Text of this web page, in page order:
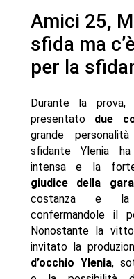
Amici 25,
sfida ma
per la
Durante la
presentato due
grande
sfidante Ylenia
intensa e la
giudice della gara
costanza e la
confermandole il
Nonostante la
invitato la
d’occhio Ylenia,